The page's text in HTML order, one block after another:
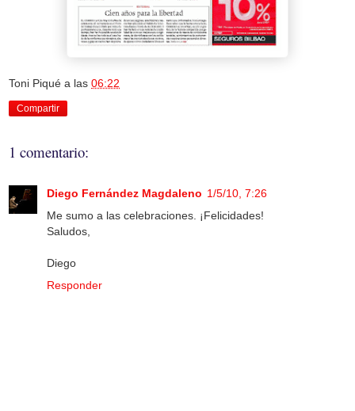
Toni Piqué a las 06:22
Compartir
1 comentario:
Diego Fernández Magdaleno 1/5/10, 7:26
Me sumo a las celebraciones. ¡Felicidades!
Saludos,
Diego
Responder